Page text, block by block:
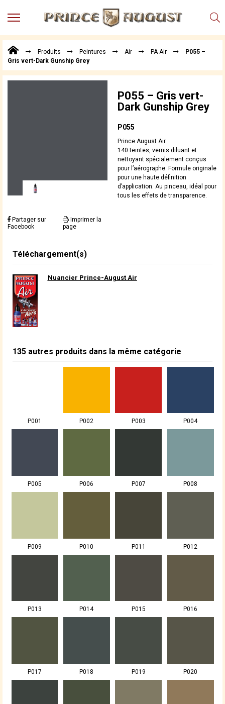
MENU
Points
de
Vente
Produits Peintures Air PA-Air
P055 –
Gris vert-Dark Gunship Grey
Partager sur
Facebook
Imprimer la
page
P055 – Gris vert-
Dark Gunship Grey
P055
Prince August Air
140 teintes, vernis diluant et
nettoyant spécialement conçus
pour l’aérographe. Formule originale
pour une haute définition
d’application. Au pinceau, idéal pour
tous les effets de transparence.
Téléchargement(s)
Nuancier Prince-August Air
135 autres produits dans la même catégorie
P001 P002 P003 P004
P005 P006 P007 P008
P009 P010 P011 P012
P013 P014 P015 P016
P017 P018 P019 P020